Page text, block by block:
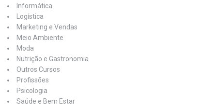
Informática
Logística
Marketing e Vendas
Meio Ambiente
Moda
Nutrição e Gastronomia
Outros Cursos
Profissões
Psicologia
Saúde e Bem Estar